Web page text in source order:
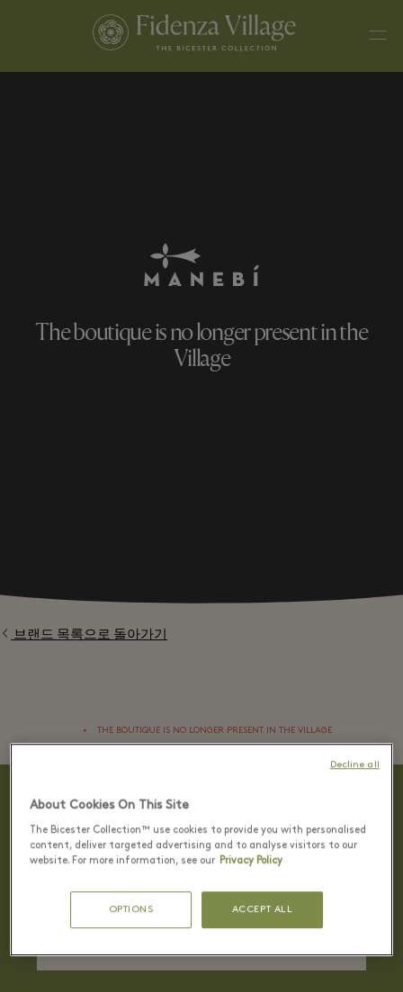
The boutique is no longer present in the
Village
브랜드 목록으로 돌아가기
⬩ THE BOUTIQUE IS NO LONGER PRESENT IN THE VILLAGE
특별한 회원 혜택
멤버십에 가입하고 단독 혜택과 최신 소식을 받아보
About Cookies On This Site
The Bicester Collection™ use cookies to provide you with personalised
content, deliver targeted advertising and to analyse visitors to our
website. For more information, see our Privacy Policy
OPTIONS ACCEPT ALL
Decline all